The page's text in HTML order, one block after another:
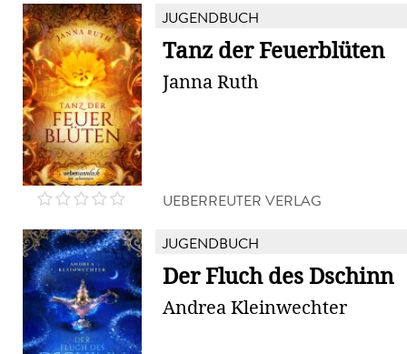
JUGENDBUCH
Tanz der Feuerblüten
Janna Ruth
UEBERREUTER VERLAG
JUGENDBUCH
Der Fluch des Dschinn
Andrea Kleinwechter